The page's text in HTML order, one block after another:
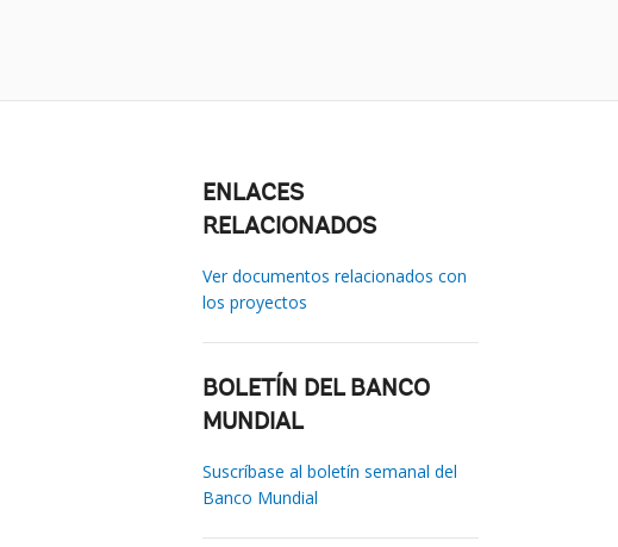
ENLACES
RELACIONADOS
Ver documentos relacionados con
los proyectos
BOLETÍN DEL BANCO
MUNDIAL
Suscríbase al boletín semanal del
Banco Mundial